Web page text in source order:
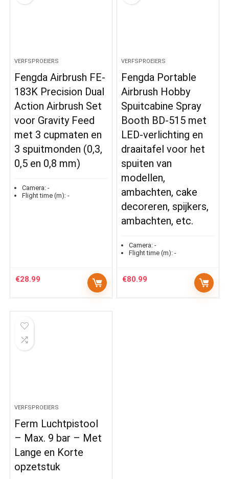
VERFSPROEIERS
Fengda Airbrush FE-
183K Precision Dual
Action Airbrush Set
voor Gravity Feed
met 3 cupmaten en
3 spuitmonden (0,3,
0,5 en 0,8 mm)
Camera: -
Flight time (m): -
€28.99
VERFSPROEIERS
Fengda Portable
Airbrush Hobby
Spuitcabine Spray
Booth BD-515 met
LED-verlichting en
draaitafel voor het
spuiten van
modellen,
ambachten, cake
decoreren, spijkers,
ambachten, etc.
Camera: -
Flight time (m): -
€80.99
VERFSPROEIERS
Ferm Luchtpistool
– Max. 9 bar – Met
Lange en Korte
opzetstuk